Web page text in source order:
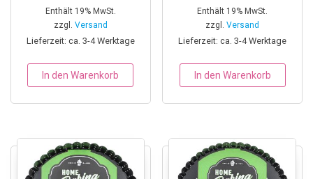
Enthält 19% MwSt.
zzgl. Versand
Lieferzeit: ca. 3-4 Werktage
In den Warenkorb
Enthält 19% MwSt.
zzgl.Versand
Lieferzeit: ca. 3-4 Werktage
In den Warenkorb